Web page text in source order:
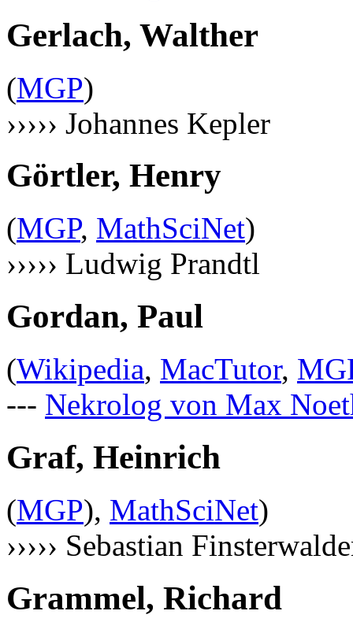
Gerlach, Walther
(MGP)
››››› Johannes Kepler
Görtler, Henry
(MGP, MathSciNet)
››››› Ludwig Prandtl
Gordan, Paul
(Wikipedia, MacTutor,
--- Nekrolog von Max
Graf, Heinrich
(MGP), MathSciNet)
››››› Sebastian
Grammel, Richard